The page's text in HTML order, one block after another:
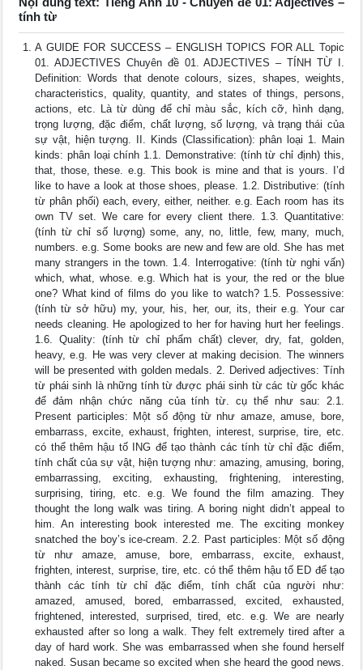
tính từ
A GUIDE FOR SUCCESS – ENGLISH TOPICS FOR ALL Topic
01. ADJECTIVES Chuyên đề 01. ADJECTIVES – TÍNH TỪ I.
Definition: Words that denote colours, sizes, shapes, weights,
characteristics, quality, quantity, and states of things, persons,
actions, etc. Là từ dùng để chỉ màu sắc, kích cỡ, hình dạng,
trọng lượng, đặc điểm, chất lượng, số lượng, và trạng thái của
sự vật, hiện tượng. II. Kinds (Classification): phân loại 1. Main
kinds: phân loại chính 1.1. Demonstrative: (tính từ chỉ định) this,
that, those, these. e.g. This book is mine and that is yours. I’d
like to have a look at those shoes, please. 1.2. Distributive: (tính
từ phân phối) each, every, either, neither. e.g. Each room has its
own TV set. We care for every client there. 1.3. Quantitative:
(tính từ chỉ số lượng) some, any, no, little, few, many, much,
numbers. e.g. Some books are new and few are old. She has met
many strangers in the town. 1.4. Interrogative: (tính từ nghi vấn)
which, what, whose. e.g. Which hat is your, the red or the blue
one? What kind of films do you like to watch? 1.5. Possessive:
(tính từ sở hữu) my, your, his, her, our, its, their e.g. Your car
needs cleaning. He apologized to her for having hurt her feelings.
1.6. Quality: (tính từ chỉ phẩm chất) clever, dry, fat, golden,
heavy, e.g. He was very clever at making decision. The winners
will be presented with golden medals. 2. Derived adjectives: Tính
từ phái sinh là những tính từ được phái sinh từ các từ gốc khác
để đảm nhận chức năng của tính từ. cụ thể như sau: 2.1.
Present participles: Một số động từ như amaze, amuse, bore,
embarrass, excite, exhaust, frighten, interest, surprise, tire, etc.
có thể thêm hậu tố ING để tạo thành các tính từ chỉ đặc điểm,
tính chất của sự vật, hiện tượng như: amazing, amusing, boring,
embarrassing, exciting, exhausting, frightening, interesting,
surprising, tiring, etc. e.g. We found the film amazing. They
thought the long walk was tiring. A boring night didn’t appeal to
him. An interesting book interested me. The exciting monkey
snatched the boy’s ice-cream. 2.2. Past participles: Một số động
từ như amaze, amuse, bore, embarrass, excite, exhaust,
frighten, interest, surprise, tire, etc. có thể thêm hậu tố ED để tạo
thành các tính từ chỉ đặc điểm, tính chất của người như:
amazed, amused, bored, embarrassed, excited, exhausted,
frightened, interested, surprised, tired, etc. e.g. We are nearly
exhausted after so long a walk. They felt extremely tired after a
day of hard work. She was embarrassed when she found herself
naked. Susan became so excited when she heard the good news.